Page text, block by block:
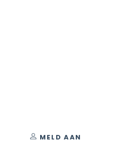
MELD AAN